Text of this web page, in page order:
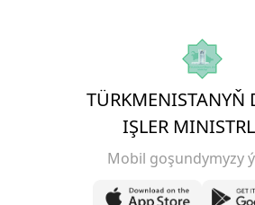
TÜRKMENISTANYŇ
IŞLER
Mobil goşundymyzy